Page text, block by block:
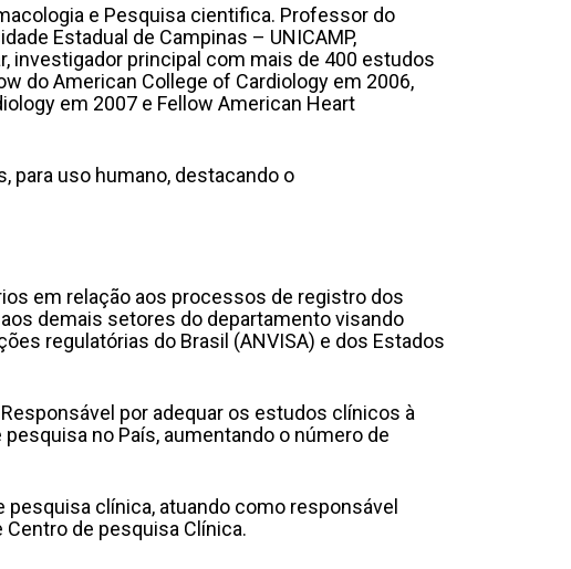
e Pesquisa cientifica. Professor do
Estadual de Campinas – UNICAMP,
investigador principal com mais de 400 estudos
do American College of Cardiology em 2006,
em 2007 e Fellow American Heart
para uso humano, destacando o
em relação aos processos de registro dos
demais setores do departamento visando
regulatórias do Brasil (ANVISA) e dos Estados
por adequar os estudos clínicos à
no País, aumentando o número de
pesquisa clínica, atuando como responsável
de pesquisa Clínica.